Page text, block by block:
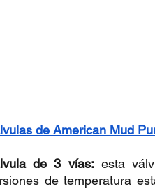
de American Mud
de 3 vías: esta
de temperatura